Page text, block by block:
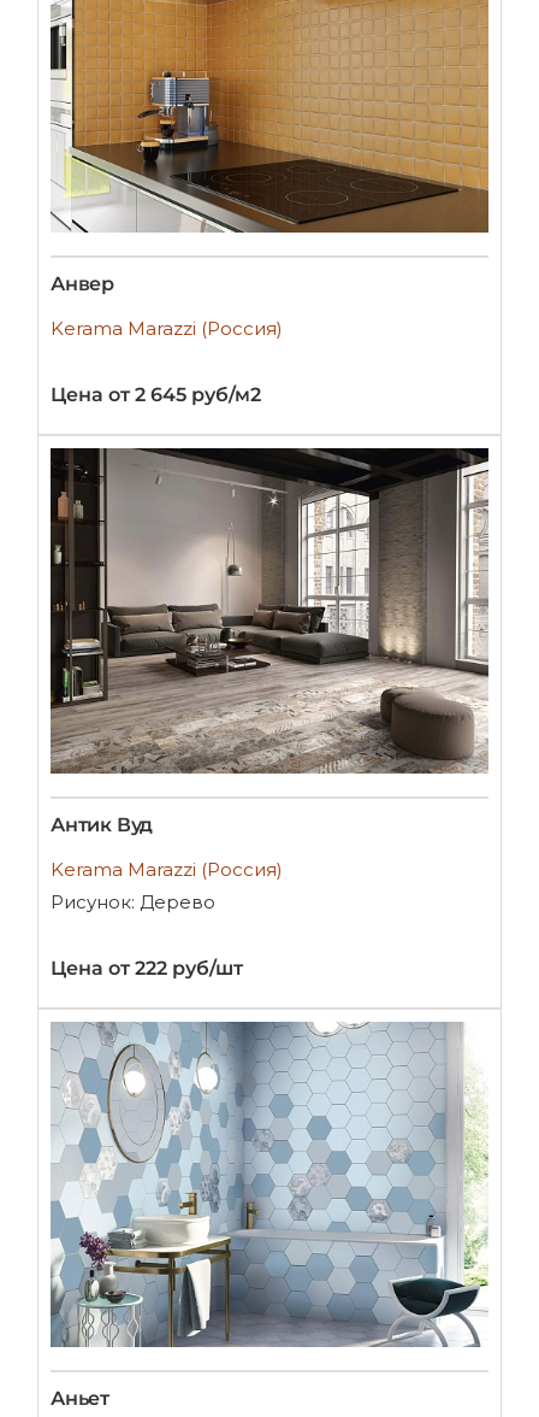
Анвер
Kerama Marazzi (Россия)
Цена от 2 645 руб/м2
Антик Вуд
Kerama Marazzi (Россия)
Рисунок: Дерево
Цена от 222 руб/шт
Аньет